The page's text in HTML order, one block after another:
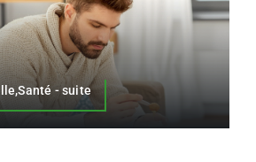
- suite